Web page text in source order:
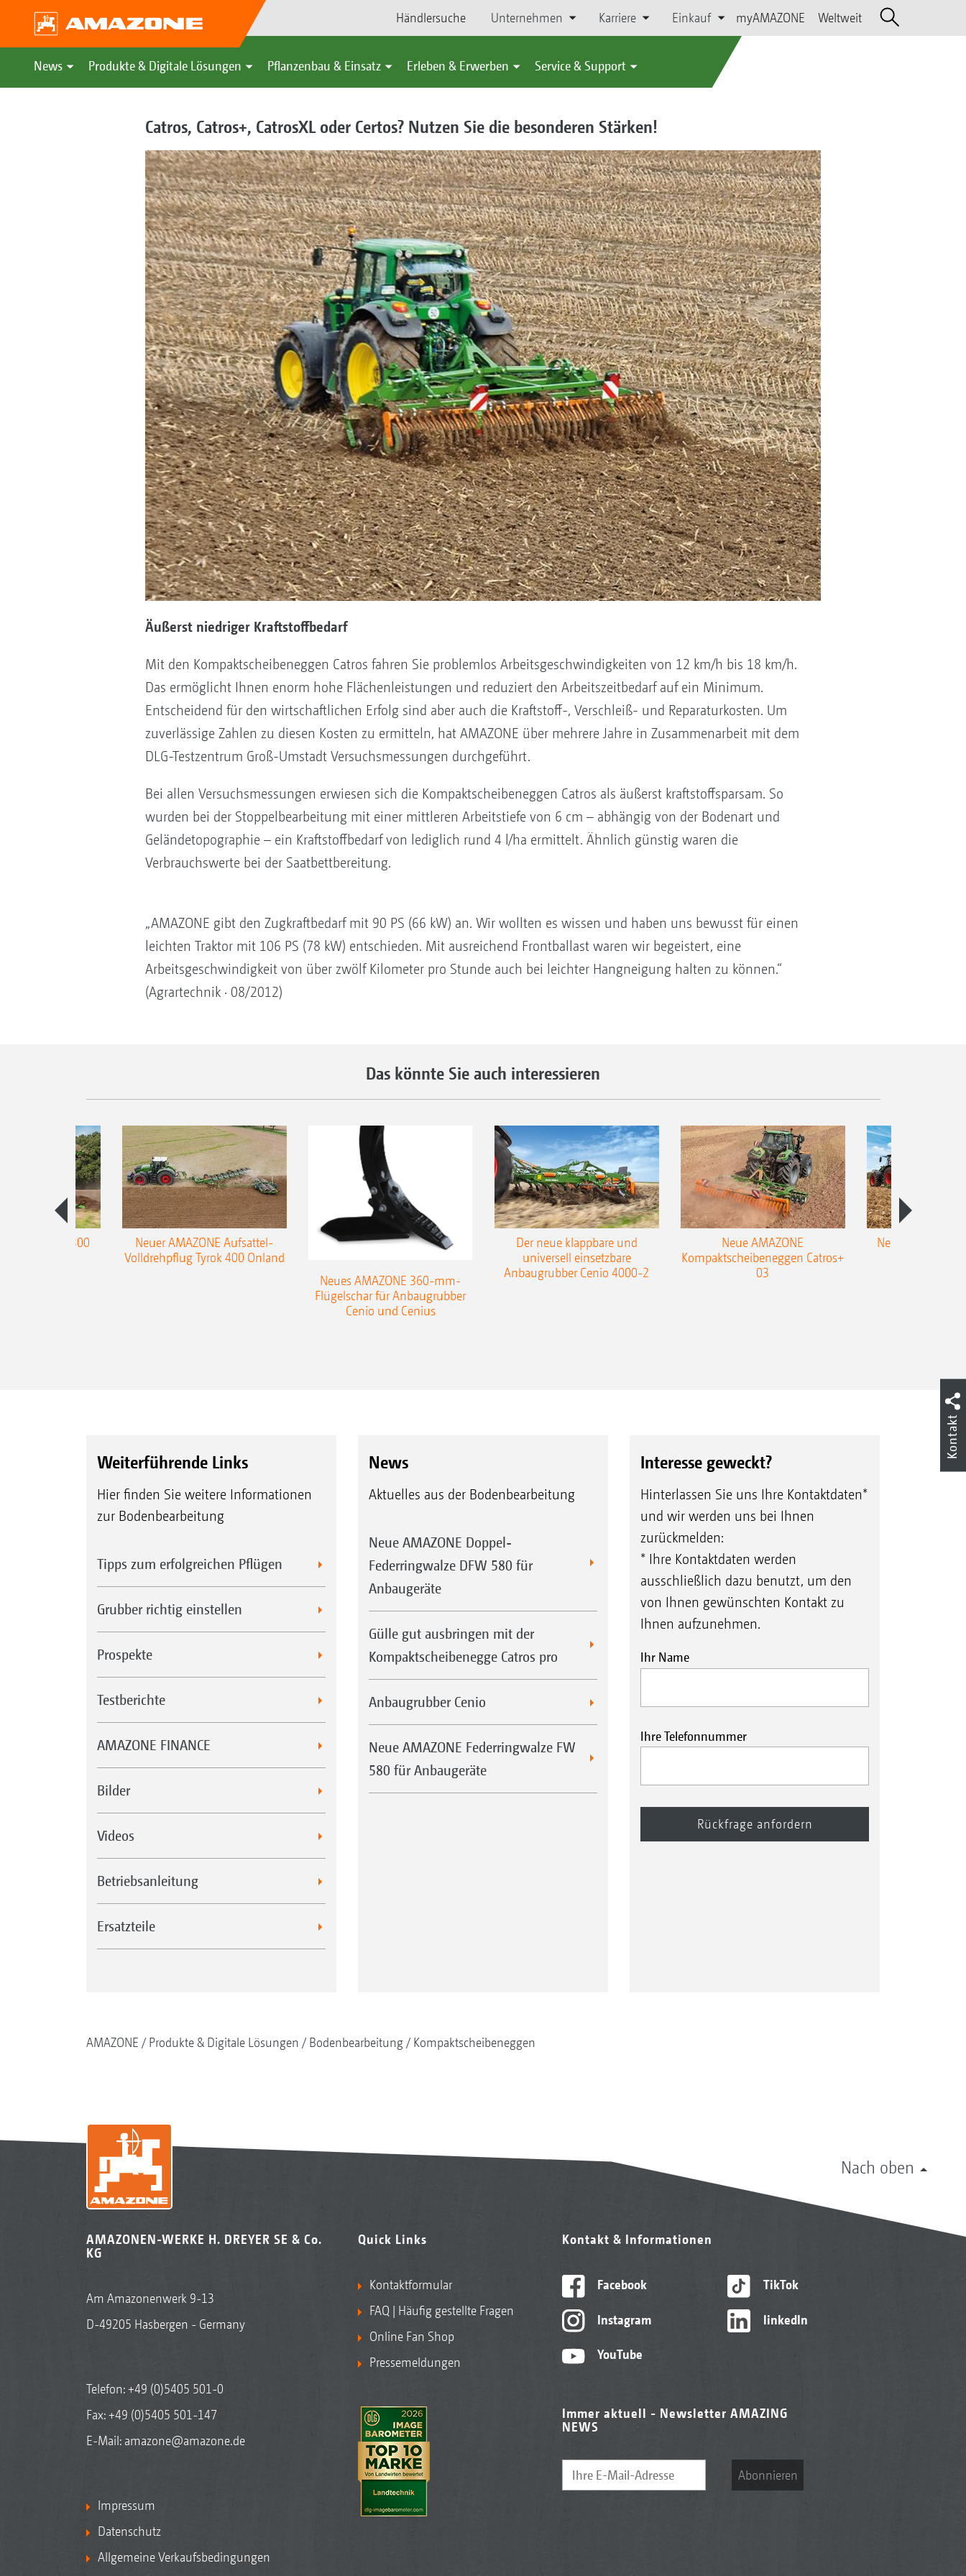
Händlersuche Unternehmen Karriere Einkauf myAMAZONE Weltweit
News Produkte & Digitale Lösungen Pflanzenbau & Einsatz Erleben & Erwerben Service & Support
Catros, Catros+, CatrosXL oder Certos? Nutzen Sie die besonderen Stärken!
Äußerst niedriger Kraftstoffbedarf
Mit den Kompaktscheibeneggen Catros fahren Sie problemlos Arbeitsgeschwindigkeiten von 12 km/h bis 18 km/h.
Das ermöglicht Ihnen enorm hohe Flächenleistungen und reduziert den Arbeitszeitbedarf auf ein Minimum.
Entscheidend für den wirtschaftlichen Erfolg sind aber auch die Kraftstoff-, Verschleiß- und Reparaturkosten. Um
zuverlässige Zahlen zu diesen Kosten zu ermitteln, hat AMAZONE über mehrere Jahre in Zusammenarbeit mit dem
DLG-Testzentrum Groß-­Umstadt Versuchsmessungen durchgeführt.
Bei allen Versuchsmessungen erwiesen sich die Kompaktscheibeneggen Catros als äußerst kraftstoffsparsam. So
wurden bei der Stoppelbearbeitung mit einer mittleren Arbeitstiefe von 6 cm – abhängig von der Bodenart und
Geländetopographie – ein Kraftstoffbedarf von lediglich rund 4 l/ha ermittelt. Ähnlich günstig waren die
Verbrauchswerte bei der Saatbettbereitung.
„AMAZONE gibt den Zugkraftbedarf mit 90 PS (66 kW) an. Wir wollten es wissen und haben uns bewusst für einen
leichten Traktor mit 106 PS (78 kW) entschieden. Mit ausreichend Frontballast waren wir begeistert, eine
Arbeitsgeschwindigkeit von über zwölf Kilometer pro Stunde auch bei leichter Hangneigung halten zu können.“
(Agrartechnik · 08/2012)
Das könnte Sie auch interessieren
Teres 300
Neuer AMAZONE Aufsattel-
Volldrehpflug Tyrok 400 Onland
Neues AMAZONE 360-mm-
Flügelschar für Anbaugrubber
Cenio und Cenius
Der neue klappbare und
universell einsetzbare
Anbaugrubber Cenio 4000-2
Neue AMAZONE
Kompaktscheibeneggen Catros+
03
Neuer
Weiterführende Links
Hier finden Sie weitere Informationen
zur Bodenbearbeitung
Tipps zum erfolgreichen Pflügen
Grubber richtig einstellen
Prospekte
Testberichte
AMAZONE FINANCE
Bilder
Videos
Betriebsanleitung
Ersatzteile
News
Aktuelles aus der Bodenbearbeitung
Neue AMAZONE Doppel-
Federringwalze DFW 580 für
Anbaugeräte
Gülle gut ausbringen mit der
Kompaktscheibenegge Catros pro
Anbaugrubber Cenio
Neue AMAZONE Federringwalze FW
580 für Anbaugeräte
Interesse geweckt?
Hinterlassen Sie uns Ihre Kontaktdaten*
und wir werden uns bei Ihnen
zurückmelden:
* Ihre Kontaktdaten werden
ausschließlich dazu benutzt, um den
von Ihnen gewünschten Kontakt zu
Ihnen aufzunehmen.
Ihr Name
Ihre Telefonnummer
AMAZONE Produkte & Digitale Lösungen Bodenbearbeitung Kompaktscheibeneggen
Nach oben
AMAZONEN-WERKE H. DREYER SE & Co.
KG
Am Amazonenwerk 9-13
D-49205 Hasbergen - Germany
Telefon:+49 (0)5405 501-0
Fax: +49 (0)5405 501-147
E-Mail: amazone@amazone.de
Impressum
Datenschutz
Allgemeine Verkaufsbedingungen
Quick Links
Kontaktformular
FAQ | Häufig gestellte Fragen
Online Fan Shop
Pressemeldungen
Kontakt & Informationen
Facebook
Instagram
YouTube
TikTok
linkedIn
Immer aktuell - Newsletter AMAZING
NEWS
Abonnieren
Kontakt